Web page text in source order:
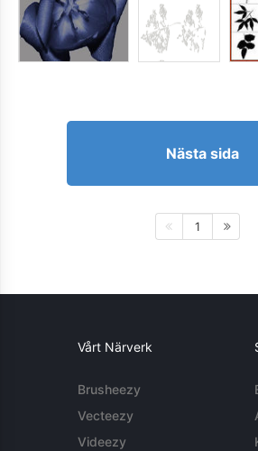
Nästa sida
1
Vårt Närverk
Brusheezy
Vecteezy
Videezy